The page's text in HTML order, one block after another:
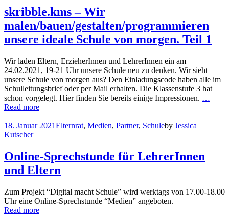
skribble.kms – Wir
malen/bauen/gestalten/programmieren
unsere ideale Schule von morgen. Teil 1
Wir laden Eltern, ErzieherInnen und LehrerInnen ein am
24.02.2021, 19-21 Uhr unsere Schule neu zu denken. Wir sieht
unsere Schule von morgen aus? Den Einladungscode haben alle im
Schulleitungsbrief oder per Mail erhalten. Die Klassenstufe 3 hat
schon vorgelegt. Hier finden Sie bereits einige Impressionen. …
Read more
18. Januar 2021Elternrat, Medien, Partner, Schuleby Jessica
Kutscher
Online-Sprechstunde für LehrerInnen
und Eltern
Zum Projekt “Digital macht Schule” wird werktags von 17.00-18.00
Uhr eine Online-Sprechstunde “Medien” angeboten.
Read more